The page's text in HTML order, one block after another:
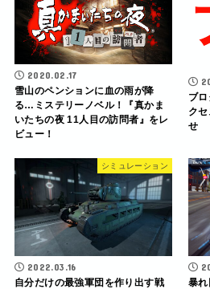
2020.02.17
雪山のペンションに血の雨が降
る…ミステリーノベル！『真かま
いたちの夜 11人目の訪問者』をレ
ビュー！
ブ
ク
せ
シミュレーション
2022.03.16
自分だけの最強軍団を作り出す戦
暴